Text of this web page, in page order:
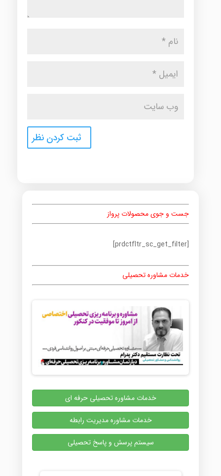
جست و جوی محصولات پرواز
[prdctfltr_sc_get_filter]
خدمات مشاوره تحصیلی
خدمات مشاوره تحصیلی حرفه ای
خدمات مشاوره مدیریت رابطه
سیستم پرسش و پاسخ تحصیلی